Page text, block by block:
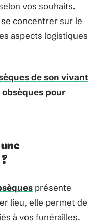
vos souhaits.
concentrer sur le
aspects logistiques
de son vivant
pour
présente
lieu, elle permet de
à vos funérailles.